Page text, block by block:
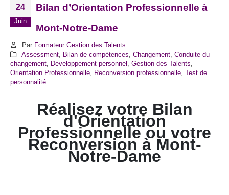
24
Juin
Bilan d’Orientation Professionnelle à
Mont-Notre-Dame
Par Formateur Gestion des Talents
Assessment, Bilan de compétences Changement, Conduite du
changement
Developpement personnel Gestion des Talents
Orientation Professionnelle
Reconversion professionnelle Test de
personnalité
Réalisez votre Bilan
d'Orientation
Professionnelle ou votre
Reconversion à Mont-
Notre-Dame